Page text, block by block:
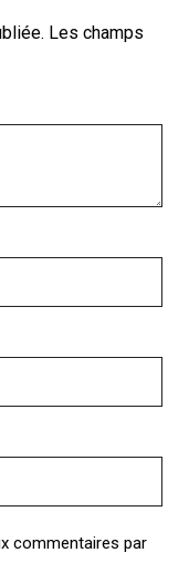
Les champs
commentaires par